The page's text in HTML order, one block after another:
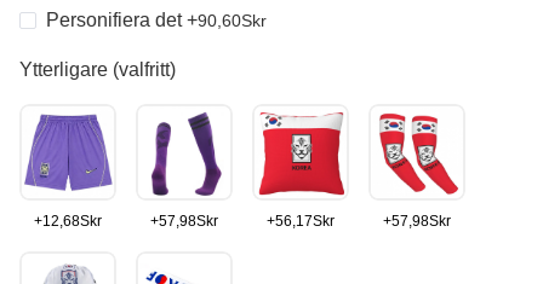
Personifiera det+90,60Skr
Ytterligare (valfritt)
+12,68Skr +57,98Skr +56,17Skr +57,98Skr